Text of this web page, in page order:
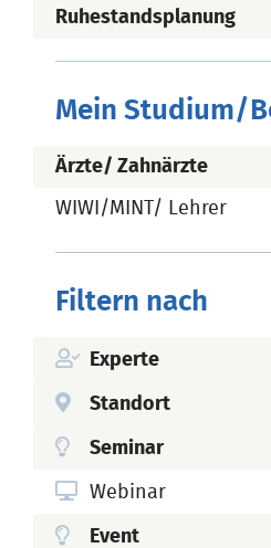
Ruhestandsplanung
Mein Studium/
Ärzte/ Zahnärzte
WIWI/MINT/ Lehrer
Filtern nach
Experte
Standort
Seminar
Webinar
Event